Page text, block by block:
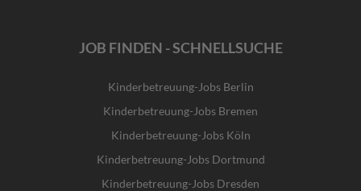
JOB FINDEN - SCHNELLSUCHE
Kinderbetreuung-Jobs Berlin
Kinderbetreuung-Jobs Bremen
Kinderbetreuung-Jobs Köln
Kinderbetreuung-Jobs Dortmund
Kinderbetreuung-Jobs Dresden